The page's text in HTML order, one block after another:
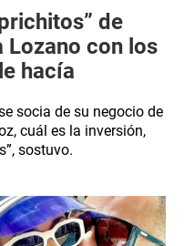
de
Lozano con los
hacía
socia de su negocio de
cuál es la inversión,
sostuvo.